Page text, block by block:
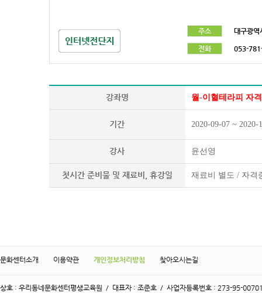
주소 대구광역
전화 053-
강좌명 월-이혈테라피 자
기간 2020-09-07 ~ 2020-
강사 윤선영
첫시간 준비물 및 재료비, 휴강일 재료비 별도 / 자격
문화센터소개 이용약관 개인정보처리방침 찾아오시는길
상호 : 우리동네문화센터평생교육원 / 대표자 : 조준호 / 사업자등록번호 : 273-95-